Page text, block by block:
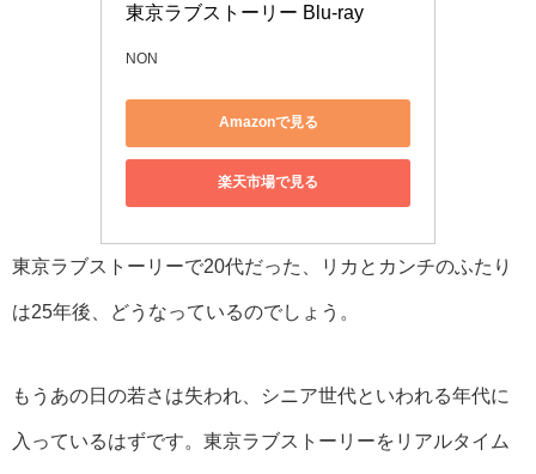
東京ラブストーリー Blu-ray
NON
Amazonで見る
楽天市場で見る
東京ラブストーリーで20代だった、リカとカンチのふたり
は25年後、どうなっているのでしょう。
もうあの日の若さは失われ、シニア世代といわれる年代に
入っているはずです。東京ラブストーリーをリアルタイム